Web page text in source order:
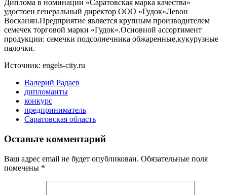
Диплома в номинации «Саратовская марка качества»
удостоен генеральный директор ООО «Гудок»Левон
Восканян.Предприятие является крупным производителем
семечек торговой марки «Гудок».Основной ассортимент
продукции: семечки подсолнечника обжаренные,кукурузные
палочки.
Источник: engels-city.ru
Валерий Радаев
дипломанты
конкурс
предприниматель
Саратовская область
Оставьте комментарий
Ваш адрес email не будет опубликован. Обязательные поля
помечены *